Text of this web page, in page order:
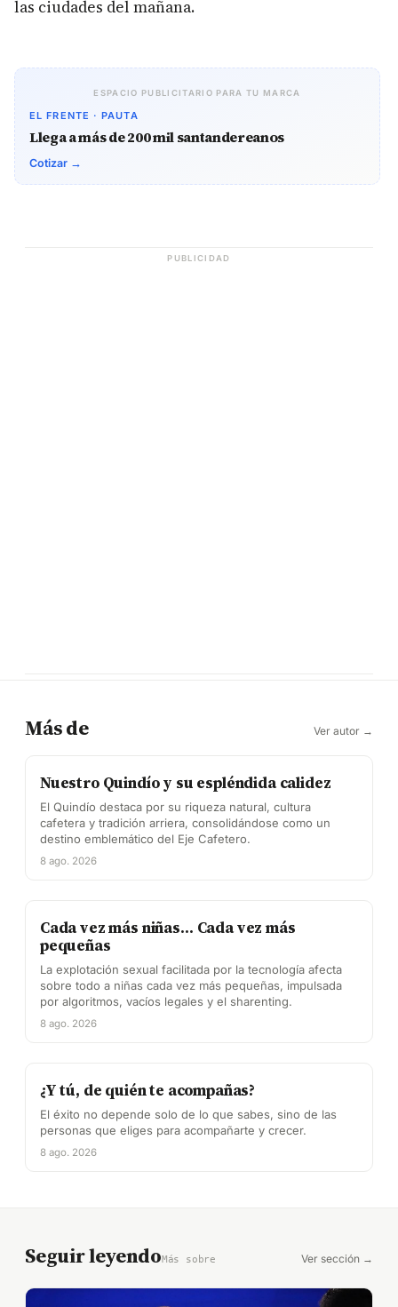
las ciudades del mañana.
ESPACIO PUBLICITARIO PARA TU MARCA
EL FRENTE · PAUTA
Llega a más de 200 mil santandereanos
Cotizar →
PUBLICIDAD
Más de Ver autor →
Nuestro Quindío y su espléndida calidez
El Quindío destaca por su riqueza natural, cultura
cafetera y tradición arriera, consolidándose como un
destino emblemático del Eje Cafetero.
8 ago. 2026
Cada vez más niñas… Cada vez más
pequeñas
La explotación sexual facilitada por la tecnología afecta
sobre todo a niñas cada vez más pequeñas, impulsada
por algoritmos, vacíos legales y el sharenting.
8 ago. 2026
¿Y tú, de quién te acompañas?
El éxito no depende solo de lo que sabes, sino de las
personas que eliges para acompañarte y crecer.
8 ago. 2026
Seguir leyendoMás sobre Ver sección →